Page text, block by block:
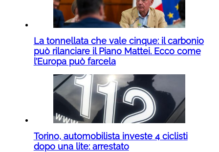
La tonnellata che vale cinque: il carbonio
può rilanciare il Piano Mattei. Ecco come
l’Europa può farcela
Torino, automobilista investe 4 ciclisti
dopo una lite: arrestato